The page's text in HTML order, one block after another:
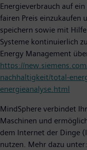
Energieverbrauch auf
fairen Preis einzukaufen
speichern sowie mit
Systeme kontinuierlich
Energy Management
https://
nachhaltigkeit/total-
energieanalyse.html
MindSphere verbindet
Maschinen und
dem Internet der Dinge
nutzen. Mehr dazu unter: